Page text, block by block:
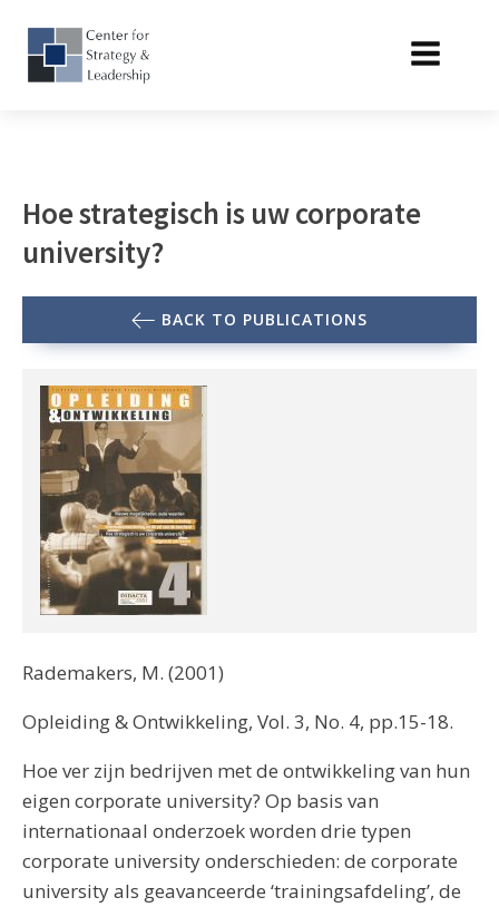
Hoe strategisch is uw corporate
university?
BACK TO PUBLICATIONS
Rademakers, M. (2001)
Opleiding & Ontwikkeling, Vol. 3, No. 4, pp.15-18.
Hoe ver zijn bedrijven met de ontwikkeling van hun
eigen corporate university? Op basis van
internationaal onderzoek worden drie typen
corporate university onderschieden: de corporate
university als geavanceerde ‘trainingsafdeling’, de